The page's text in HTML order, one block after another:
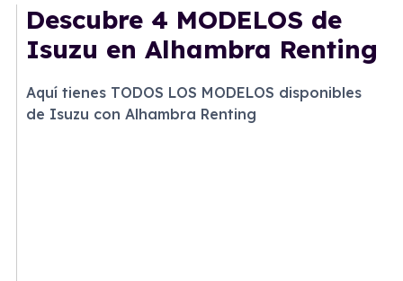
Descubre 4 MODELOS de
Isuzu en Alhambra Renting
Aquí tienes TODOS LOS MODELOS disponibles
de Isuzu con Alhambra Renting